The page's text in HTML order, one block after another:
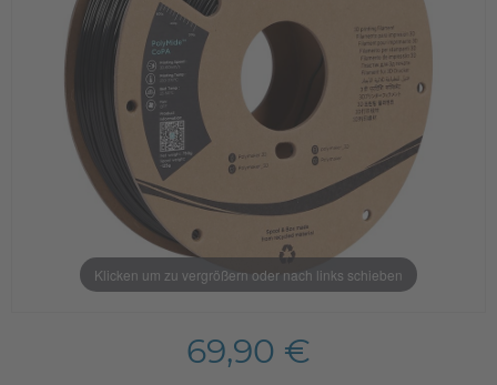
Klicken um zu vergrößern oder nach links schieben
69,90 €